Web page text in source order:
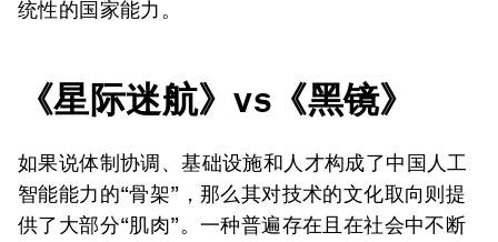
统性的国家能力。
《星际迷航》vs 《黑镜》
如果说体制协调、基础设施和人才构成了中国人工
智能能力的“骨架”，那么其对技术的文化取向则提
供了大部分“肌肉”。一种普遍存在且在社会中不断